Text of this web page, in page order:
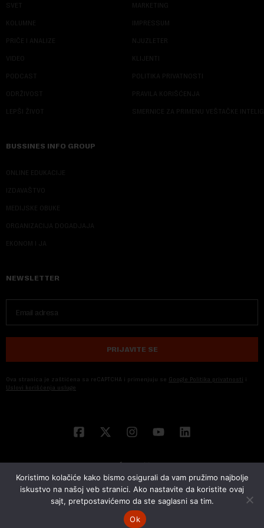
SVET
KOLUMNE
PRIČE I ANALIZE
VIDEO
PODCAST
ODRŽIVOST
LEPŠI ŽIVOT
MARKETING
IMPRESSUM
NJUZLETER
KLIJENTI
POLITIKA PRIVATNOSTI
PRAVILA KORIŠĆENJA
SMERNICE ZA PRIMENU VEŠTAČKE
BUSSINES INFO GROUP
ONLINE EDUKACIJE
IZDAVAŠTVO
MEDIJSKE OBUKE
ORGANIZACIJA DOGADJAJA
EKONOM I JA
NEWSLETTER
PRIJAVITE SE
Ova stranica je zaštićena sa reCAPTCHA i primenjuju se Google Politika privatnosti i
Uslovi korišćenja usluge
© 2026 NOVA EKONOMIJA | SVA PRAVA ZADŽANA | DEVELOPED BY
Koristimo kolačiće kako bismo osigurali da vam pružimo najbolje
iskustvo na našoj veb stranici. Ako nastavite da koristite ovaj
sajt, pretpostavićemo da ste saglasni sa tim.
Ok